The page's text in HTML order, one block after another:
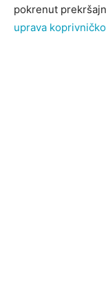
pokrenut
uprava